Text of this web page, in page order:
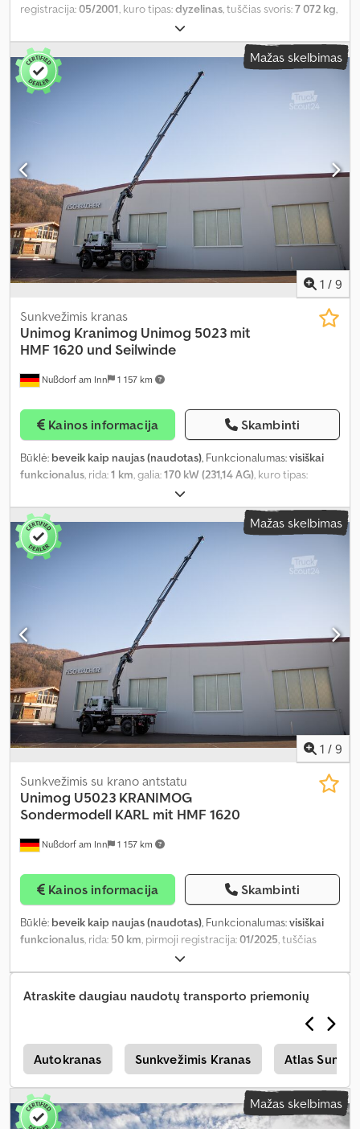
registracija:05/2001, kuro tipas:dyzelinas, tuščias svoris:7 072 kg,
418 kg, bendras svoris:
konfigūracija:4x4, ratų bazė:3 000 mm, stabdžiai:variklio
stabdymas, vairuotojo kabina:kitas, pavaros tipas:kitas , emisijos
klasė: Euro 4 2, krovimo vietos ilgis:
mm, krovinių skyriaus plotis: 2 200 mm , krovos erdvės aukštis:400
diferencialo užraktas, kabina, kranas, oro
kondicionavimas, visų varančiųjų ratų pavara
Mažas skelbimas
1 / 9
Nußdorf am Inn 1 157 km
Sunkvežimis kranas
Unimog Kranimog Unimog 5023 mit
HMF 1620 und Seilwinde
Kainos informacija Skambinti
Būklė: beveik kaip naujas (naudotas), Funkcionalumas:visiškai
funkcionalus , rida:1 km , galia:170 kW (231,14 AG) , kuro tipas:
10 500 kg
padangos dydis:395, ašių konfigūracija:4x4, ratų bazė:3 850 mm,
stabdžiai:variklio stabdymas, spalva:balta, vairuotojo kabina:
dieninė kabina
automatinis
pakaba:
2026, Įranga:
kompiuteris, diferencialo užraktas, hidraulika, kranas, kruizo
kontrolė, navigacijos sistema, oro kondicionavimas, papildomi
žibintai, priekabos jungtis, suodžių filtras, visų varančiųjų ratų
pavara
Mažas skelbimas
1 / 9
Nußdorf am Inn 1 157 km
Sunkvežimis su krano antstatu
Unimog U5023 KRANIMOG
Sondermodell KARL mit HMF 1620
Kainos informacija Skambinti
Būklė: beveik kaip naujas (naudotas), Funkcionalumas:visiškai
funkcionalus, rida: 50 km, pirmoji registracija:01/2025, tuščias
, bendras svoris:14 100 kg
Gamybos metai:2026, veikimo valandos:1 h, keliamoji galia:3 350
kg, pasukimo diapazonas: 400 °, Įranga:
ABS, borto kompiuteris,
diferencialo užraktas, kabelinė gervė, kranas, kruizo kontrolė,
priekabos jungtis, sėdynės šildytuvas, visų varančiųjų ratų
pavara,
Atraskite daugiau naudotų transporto priemonių
Autokranas Sunkvežimis Kranas Atlas
Mažas skelbimas